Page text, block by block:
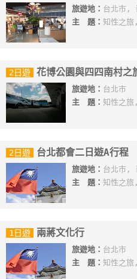
旅遊地： 台北市,
主 題： 知性之
2日遊 花博公園與四四南村之
旅遊地： 台北市
主 題： 知性之
2日遊 台北都會二日遊A行程
旅遊地： 台北市,
主 題： 知性之
1日遊 兩蔣文化行
旅遊地： 台北市
主 題： 知性之